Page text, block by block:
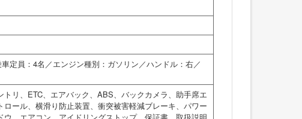
定員：4名／エンジン種別：ガソリン／ハンドル：右／
リ、ETC、エアバック、ABS、バックカメラ、助手席エ
ール、横滑り防止装置、衝突被害軽減ブレーキ、パワー